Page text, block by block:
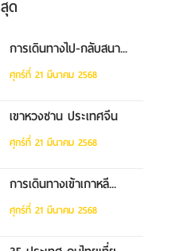
ด
การเดินทางไป-กลับสนา...
ศุกร์ที่ 21 มีนาคม 2568
เขาหวงซาน ประเทศจีน
ศุกร์ที่ 21 มีนาคม 2568
การเดินทางเข้าเกาหลี...
ศุกร์ที่ 21 มีนาคม 2568